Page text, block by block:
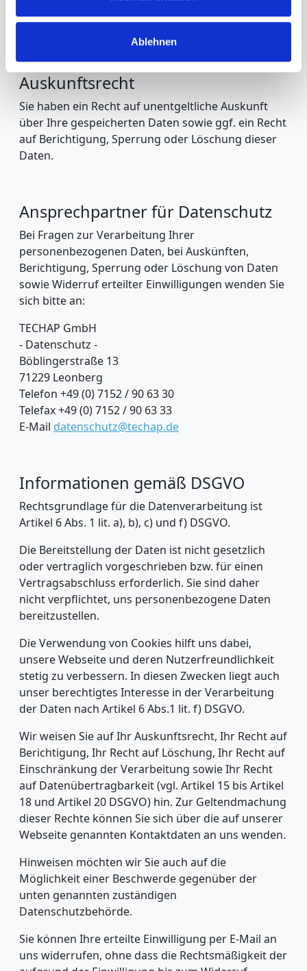
Ablehnen
erneut klicken): Google Analytics deaktivieren.
Auskunftsrecht
Sie haben ein Recht auf unentgeltliche Auskunft
über Ihre gespeicherten Daten sowie ggf. ein Recht
auf Berichtigung, Sperrung oder Löschung dieser
Daten.
Ansprechpartner für Datenschutz
Bei Fragen zur Verarbeitung Ihrer
personenbezogenen Daten, bei Auskünften,
Berichtigung, Sperrung oder Löschung von Daten
sowie Widerruf erteilter Einwilligungen wenden Sie
sich bitte an:
TECHAP GmbH
- Datenschutz -
Böblingerstraße 13
71229 Leonberg
Telefon +49 (0) 7152 / 90 63 30
Telefax +49 (0) 7152 / 90 63 33
E-Mail datenschutz@techap.de
Informationen gemäß DSGVO
Rechtsgrundlage für die Datenverarbeitung ist
Artikel 6 Abs. 1 lit. a), b), c) und f) DSGVO.
Die Bereitstellung der Daten ist nicht gesetzlich
oder vertraglich vorgeschrieben bzw. für einen
Vertragsabschluss erforderlich. Sie sind daher
nicht verpflichtet, uns personenbezogene Daten
bereitzustellen.
Die Verwendung von Cookies hilft uns dabei,
unsere Webseite und deren Nutzerfreundlichkeit
stetig zu verbessern. In diesen Zwecken liegt auch
unser berechtigtes Interesse in der Verarbeitung
der Daten nach Artikel 6 Abs.1 lit. f) DSGVO.
Wir weisen Sie auf Ihr Auskunftsrecht, Ihr Recht auf
Berichtigung, Ihr Recht auf Löschung, Ihr Recht auf
Einschränkung der Verarbeitung sowie Ihr Recht
auf Datenübertragbarkeit (vgl. Artikel 15 bis Artikel
18 und Artikel 20 DSGVO) hin. Zur Geltendmachung
dieser Rechte können Sie sich über die auf unserer
Webseite genannten Kontaktdaten an uns wenden.
Hinweisen möchten wir Sie auch auf die
Möglichkeit einer Beschwerde gegenüber der
unten genannten zuständigen
Datenschutzbehörde.
Sie können Ihre erteilte Einwilligung per E-Mail an
uns widerrufen, ohne dass die Rechtsmäßigkeit der